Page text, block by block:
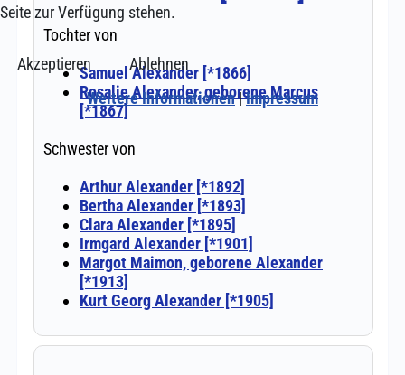
Seite zur Verfügung stehen.
Akzeptieren
Ablehnen
Weitere Informationen|Impressum